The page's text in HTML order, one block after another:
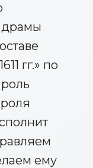
драмы
гг.» по
ему